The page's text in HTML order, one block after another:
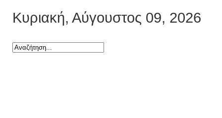
Κυριακή, Αύγουστος 09, 2026